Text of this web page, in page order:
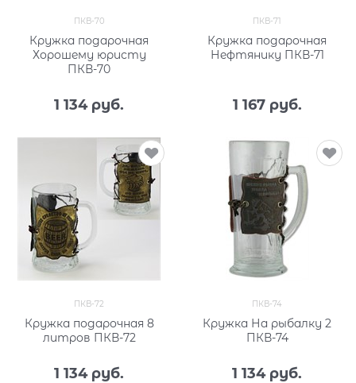
ПКВ-70
Кружка подарочная
Хорошему юристу
ПКВ-70
1 134 руб.
ПКВ-71
Кружка подарочная
Нефтянику ПКВ-71
1 167 руб.
ПКВ-72
Кружка подарочная 8
литров ПКВ-72
1 134 руб.
ПКВ-74
Кружка На рыбалку 2
ПКВ-74
1 134 руб.